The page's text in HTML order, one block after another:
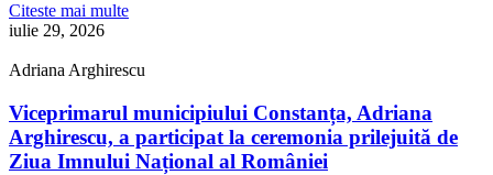
Citeste mai multe
iulie 29, 2026
Adriana Arghirescu
Viceprimarul municipiului Constanța, Adriana
Arghirescu, a participat la ceremonia prilejuită de
Ziua Imnului Național al României